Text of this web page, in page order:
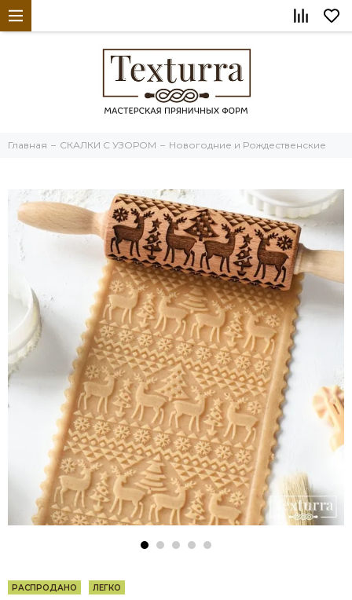
Главная СКАЛКИ С УЗОРОМ Новогодние и Рождественские
РАСПРОДАНО ЛЕГКО